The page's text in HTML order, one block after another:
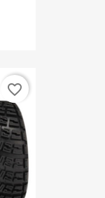
favorite_border